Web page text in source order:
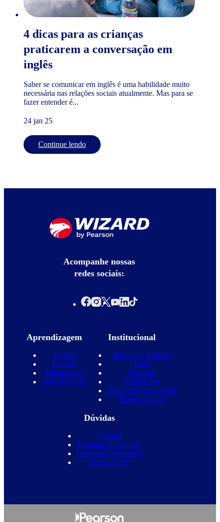
4 dicas para as crianças
praticarem a conversação em
inglês
Saber se comunicar em inglês é uma habilidade muito
necessária nas relações sociais atualmente. Mas para se
fazer entender é...
24 jan 25
Continue lendo
Acompanhe nossas
redes sociais:
Aprendizagem
Cursos
Escolas
Diferenciais
Teste de inglês
Institucional
Wizard by Pearson
Blog
Parcerias
Promoções
Política de privacidade
Projeto Águias
Dúvidas
Contato
Franquia de Idiomas
Perguntas Frequentes
Mapa do site